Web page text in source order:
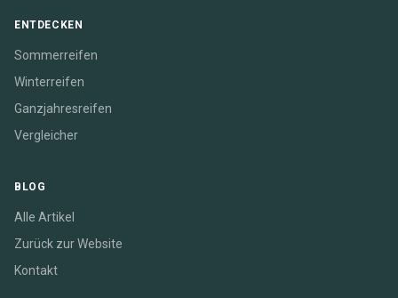
ENTDECKEN
Sommerreifen
Winterreifen
Ganzjahresreifen
Vergleicher
BLOG
Alle Artikel
Zurück zur Website
Kontakt